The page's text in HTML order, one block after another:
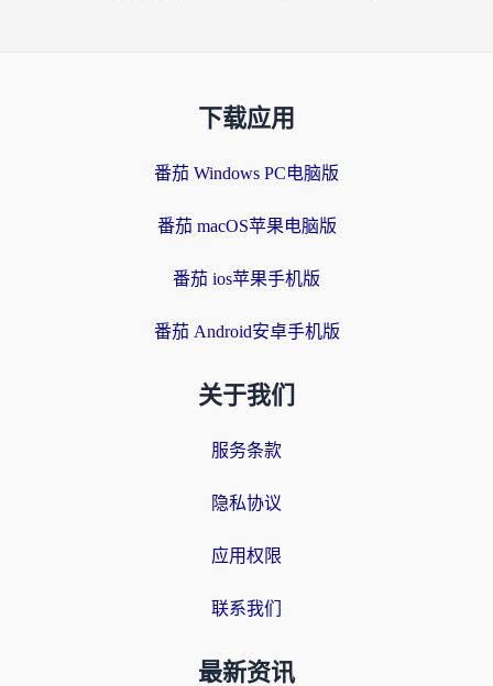
下载应用
番茄 Windows PC电脑版
番茄 macOS苹果电脑版
番茄 ios苹果手机版
番茄 Android安卓手机版
关于我们
服务条款
隐私协议
应用权限
联系我们
最新资讯